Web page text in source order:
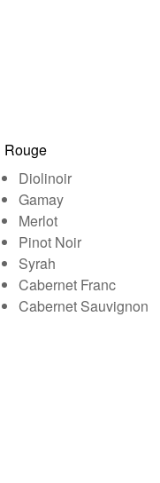
Rouge
Diolinoir
Gamay
Merlot
Pinot Noir
Syrah
Cabernet Franc
Cabernet Sauvignon